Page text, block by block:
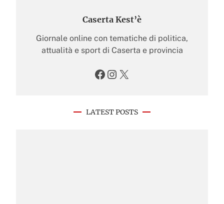
Caserta Kest’è
Giornale online con tematiche di politica,
attualità e sport di Caserta e provincia
Facebook Instagram X
LATEST POSTS